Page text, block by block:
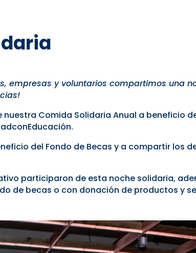
empresas y voluntarios compartimos una
nuestra Comida Solidaria Anual a beneficio
del Fondo de Becas y a compartir los
participaron de esta noche solidaria,
de becas o con donación de productos y